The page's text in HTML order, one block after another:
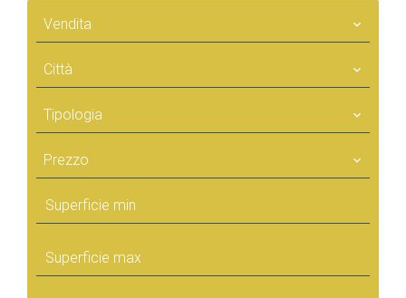
Vendita
Città
Tipologia
Prezzo